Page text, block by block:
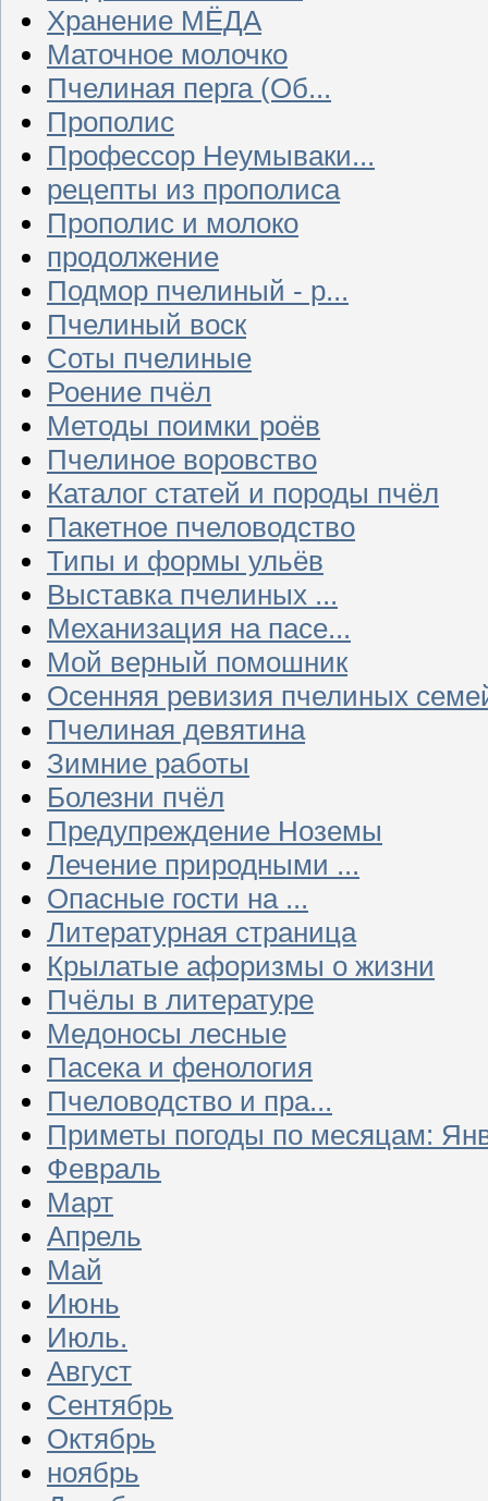
Хранение МЁДА
Маточное молочко
Пчелиная перга (Об...
Прополис
Профессор Неумываки...
рецепты из прополиса
Прополис и молоко
продолжение
Подмор пчелиный - р...
Пчелиный воск
Соты пчелиные
Роение пчёл
Методы поимки роёв
Пчелиное воровство
Каталог статей и породы пчёл
Пакетное пчеловодство
Типы и формы ульёв
Выставка пчелиных ...
Механизация на пасе...
Мой верный помошник
Осенняя ревизия пчелиных
Пчелиная девятина
Зимние работы
Болезни пчёл
Предупреждение Ноземы
Лечение природными ...
Опасные гости на ...
Литературная страница
Крылатые афоризмы о жизни
Пчёлы в литературе
Медоносы лесные
Пасека и фенология
Пчеловодство и пра...
Приметы погоды по месяцам:
Февраль
Март
Апрель
Май
Июнь
Июль.
Август
Сентябрь
Октябрь
ноябрь